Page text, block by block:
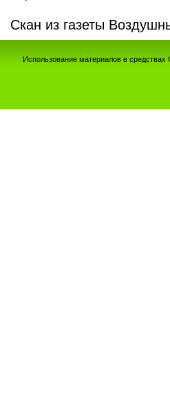
Скан из газеты
Использование материалов в